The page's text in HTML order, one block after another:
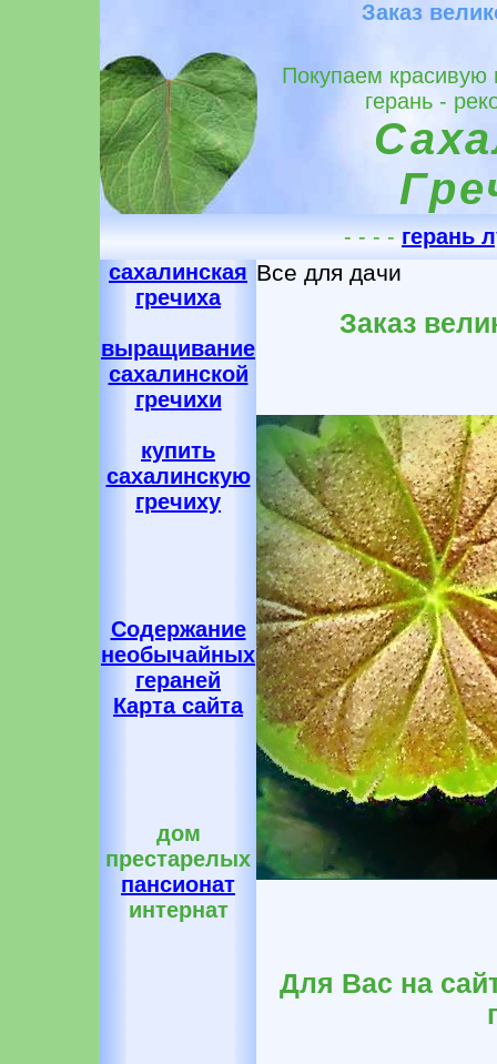
Заказ
Покупаем красивую
герань -
- - - -герань
сахалинская
гречиха
выращивание
сахалинской
гречихи
купить
сахалинскую
гречиху
Содержание
необычайных
гераней
Карта сайта
дом
престарелых
пансионат
интернат
Все для дачи
Заказ
Для Вас на